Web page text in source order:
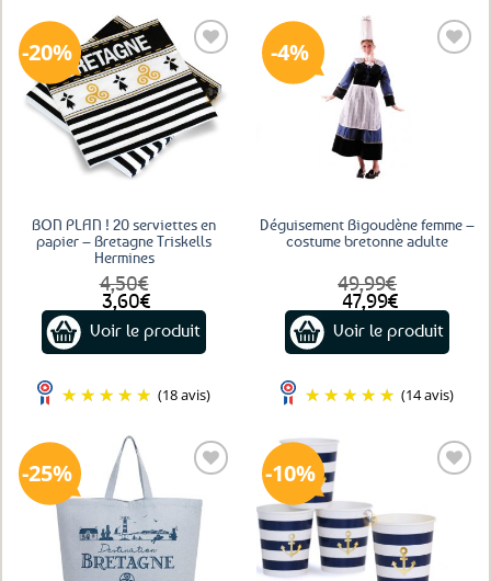
20%
Ajouter
aux
favoris
BON PLAN ! 20 serviettes en
papier – Bretagne Triskells
Hermines
4,50€
Le
prix
initial
3,60€
Le
prix
actuel
Voir le produit
(18 avis)
4%
Déguisement Bigoudène femme –
costume bretonne adulte
49,99€
Le
prix
initial
47,99€
Le
prix
actuel
Voir le produit
(14 avis)
25%
aux
favoris
10%
favoris